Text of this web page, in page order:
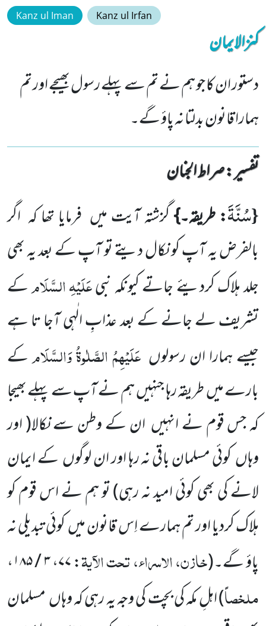
Kanz ul Iman Kanz ul Irfan
کنزالایمان
دستور ان کا جو ہم نے تم سے پہلے رسول بھیجے اور تم
ہمارا قانون بدلتا نہ پاؤ گے۔
تفسیر : ‎صراط الجنان
{سُنَّةَ: طریقہ۔}گزشتہ آیت میں فرمایا تھا کہ اگر
بالفرض یہ آپ کو نکال دیتے تو آپ کے بعد یہ بھی
جلد ہلاک کردیئےجاتے کیونکہ نبیعَلَیْہِ السَّلَامکے
تشریف لے جانے کے بعد عذابِ الٰہی آجا تا ہے
جیسے ہمارا ان رسولوں عَلَیْہِمُ الصَّلٰوۃُ وَالسَّلَامکے
بارے میںطریقہ رہا جنہیںہم نے آپ سے پہلے بھیجا
کہ جس قوم نے انہیں ان کے وطن سے نکالا( اور
وہاںکوئی مسلمانباقی نہ رہا اور ان لوگوںکے ایمان
لانے کی بھی کوئی امید نہ رہی)تو ہم نے اس قوم کو
ہلاک کردیا اور تم ہمارے اِس قانون میںکوئی تبدیلی نہ
پاؤ گے۔(خازن، الاسراء، تحت الآیۃ:۷۷،۳ / ۱۸۵ ،
ملخصاً)اہلِ مکہ کی بچت کی وجہ یہ رہی کہ وہاںمسلمان